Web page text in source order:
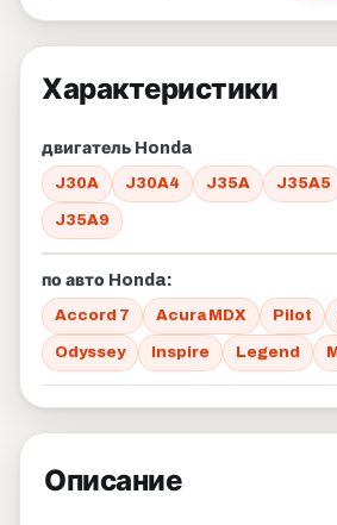
Характеристики
двигатель Honda
J30A J30A4 J35A J35A5
J35A9
по авто Honda:
Accord 7 Acura MDX Pilot
Odyssey Inspire Legend
Описание